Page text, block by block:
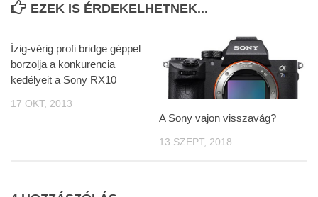
EZEK IS ÉRDEKELHETNEK...
Ízig-vérig profi bridge géppel
borzolja a konkurencia
kedélyeit a Sony RX10
17 OKT, 2013
A Sony vajon visszavág?
13 SZEPT, 2018